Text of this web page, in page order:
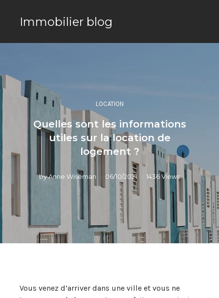
Immobilier blog
LOCATION
Quelles sont les informations
utiles sur la location de
logement ?
byAnne Wiseman 06/10/2021 1436 Views
Vous venez d’arriver dans une ville et vous ne